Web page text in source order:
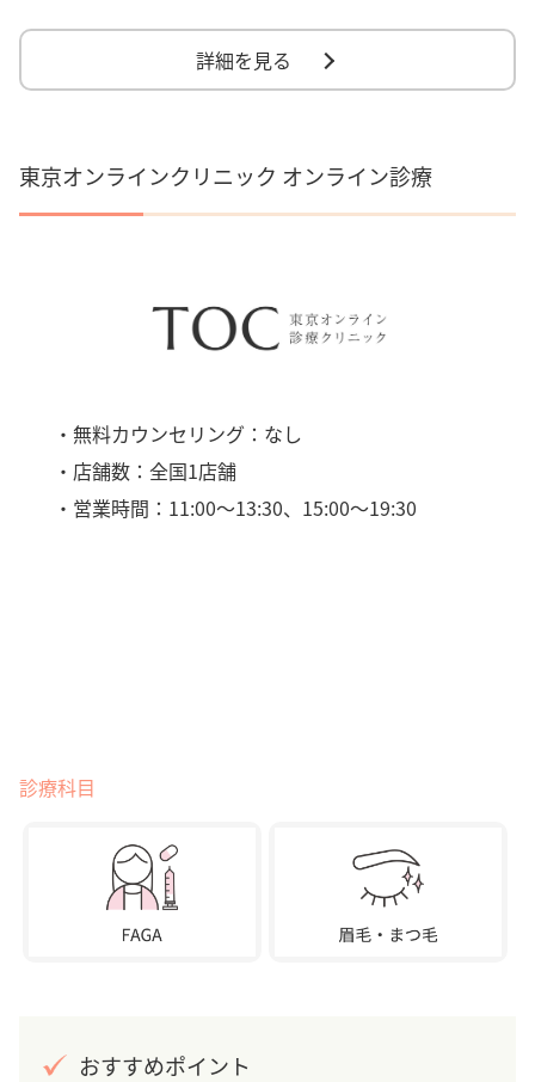
詳細を見る
東京オンラインクリニック オンライン診療
・無料カウンセリング：なし
・店舗数：全国1店舗
・営業時間：11:00〜13:30、15:00〜19:30
診療科目
おすすめポイント